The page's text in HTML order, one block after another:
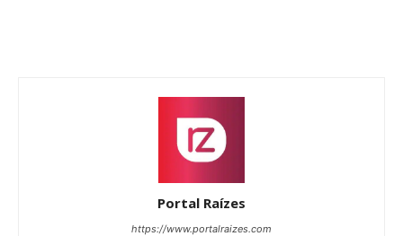
Portal Raízes
https://www.portalraizes.com